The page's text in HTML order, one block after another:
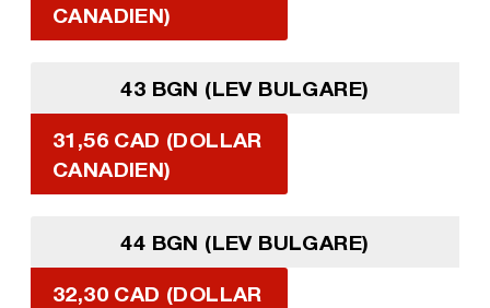
CANADIEN)
43 BGN (LEV BULGARE)
31,56 CAD (DOLLAR
CANADIEN)
44 BGN (LEV BULGARE)
32,30 CAD (DOLLAR